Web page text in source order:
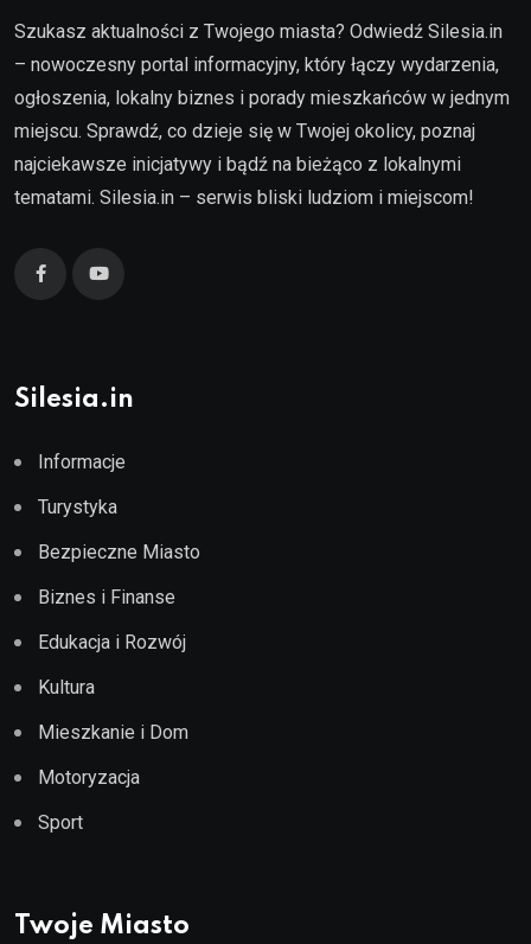
Szukasz aktualności z Twojego miasta? Odwiedź Silesia.in
– nowoczesny portal informacyjny, który łączy wydarzenia,
ogłoszenia, lokalny biznes i porady mieszkańców w jednym
miejscu. Sprawdź, co dzieje się w Twojej okolicy, poznaj
najciekawsze inicjatywy i bądź na bieżąco z lokalnymi
tematami. Silesia.in – serwis bliski ludziom i miejscom!
Silesia.in
Informacje
Turystyka
Bezpieczne Miasto
Biznes i Finanse
Edukacja i Rozwój
Kultura
Mieszkanie i Dom
Motoryzacja
Sport
Twoje Miasto